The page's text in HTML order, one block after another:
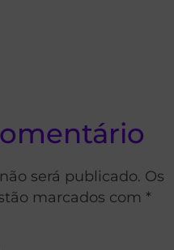
será publicado. Os
marcados com *